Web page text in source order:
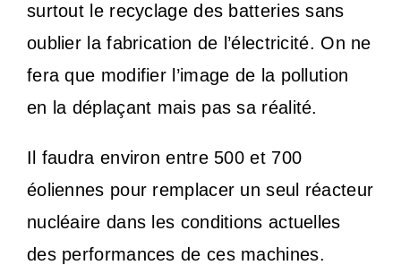
surtout le recyclage des batteries sans
oublier la fabrication de l’électricité. On ne
fera que modifier l’image de la pollution
en la déplaçant mais pas sa réalité.
Il faudra environ entre 500 et 700
éoliennes pour remplacer un seul réacteur
nucléaire dans les conditions actuelles
des performances de ces machines.